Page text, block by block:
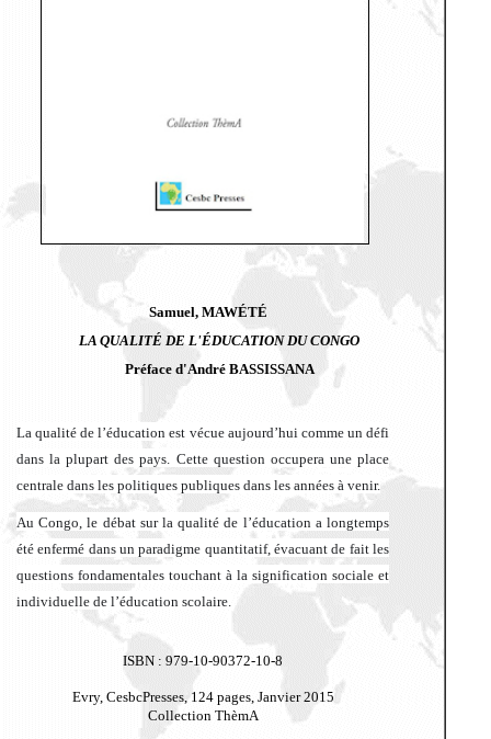
Samuel, MAWÉTÉ
LA QUALITÉ DE L'ÉDUCATION DU CONGO
Préface d'André BASSISSANA
La qualité de l’éducation est vécue aujourd’hui comme un défi
dans la plupart des pays. Cette question occupera une place
centrale dans les politiques publiques dans les années à venir.
Au Congo, le débat sur la qualité de l’éducation a longtemps
été enfermé dans un paradigme quantitatif, évacuant de fait les
questions fondamentales touchant à la signification sociale et
individuelle de l’éducation scolaire.
ISBN : 979-10-90372-10-8
Evry, CesbcPresses,124 pages, Janvier 2015
Collection ThèmA